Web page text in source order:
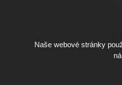
Naše webové stránky